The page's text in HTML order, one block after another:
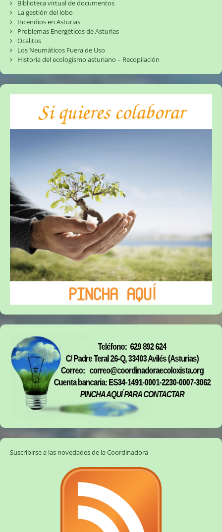
Biblioteca virtual de documentos
La gestión del lobo
Incendios en Asturias
Problemas Energéticos de Asturias
Ocalitos
Los Neumáticos Fuera de Uso
Historia del ecologismo asturiano – Recopilación
Suscribirse a las novedades de la Coordinadora